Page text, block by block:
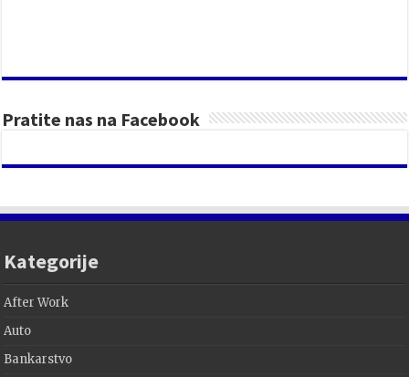
Pratite nas na Facebook
Kategorije
After Work
Auto
Bankarstvo